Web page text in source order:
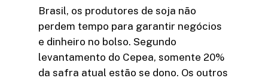
Brasil, os produtores de soja não
perdem tempo para garantir negócios
e dinheiro no bolso. Segundo
levantamento do Cepea, somente 20%
da safra atual estão se dono. Os outros